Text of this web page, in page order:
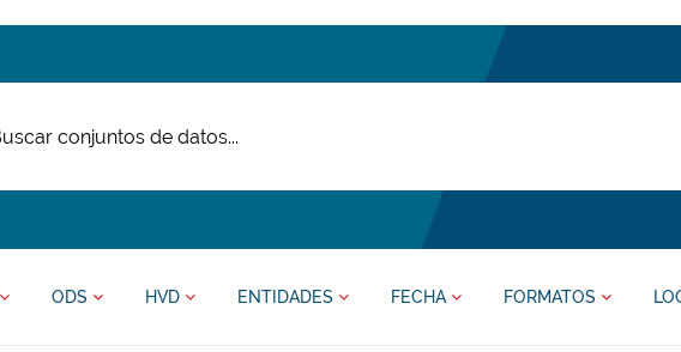
ODS HVD ENTIDADES FECHA FORMATOS